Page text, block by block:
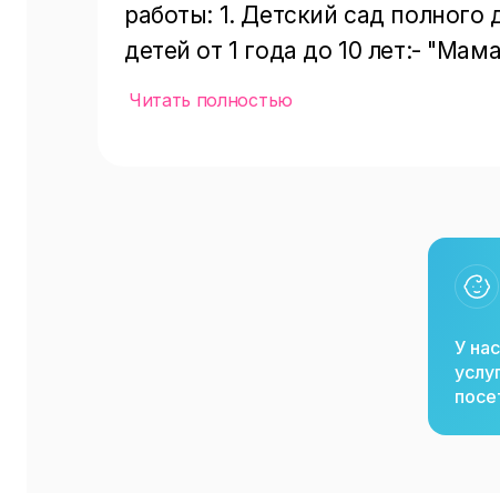
работы: 1. Детский сад
детей от 1 года до 10 лет:-
фитнес,- подготовка к школе,-
Читать полностью
У